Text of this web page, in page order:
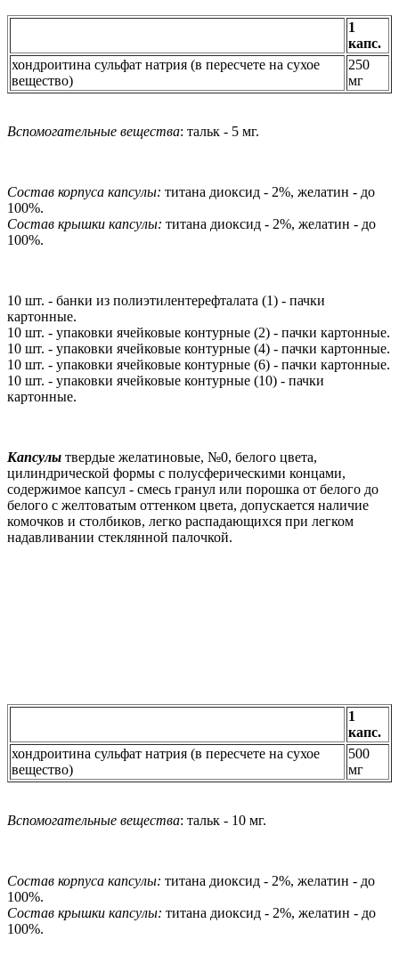
1
капс.
хондроитина сульфат натрия (в пересчете на сухое
вещество)
250
мг
Вспомогательные вещества: тальк - 5 мг.
Состав корпуса капсулы: титана диоксид - 2%, желатин - до
100%.
Состав крышки капсулы: титана диоксид - 2%, желатин - до
100%.
10 шт. - банки из полиэтилентерефталата (1) - пачки
картонные.
10 шт. - упаковки ячейковые контурные (2) - пачки картонные.
10 шт. - упаковки ячейковые контурные (4) - пачки картонные.
10 шт. - упаковки ячейковые контурные (6) - пачки картонные.
10 шт. - упаковки ячейковые контурные (10) - пачки
картонные.
Капсулы твердые желатиновые, №0, белого цвета,
цилиндрической формы с полусферическими концами,
содержимое капсул - смесь гранул или порошка от белого до
белого с желтоватым оттенком цвета, допускается наличие
комочков и столбиков, легко распадающихся при легком
надавливании стеклянной палочкой.
1
капс.
хондроитина сульфат натрия (в пересчете на сухое
вещество)
500
мг
Вспомогательные вещества: тальк - 10 мг.
Состав корпуса капсулы: титана диоксид - 2%, желатин - до
100%.
Состав крышки капсулы: титана диоксид - 2%, желатин - до
100%.